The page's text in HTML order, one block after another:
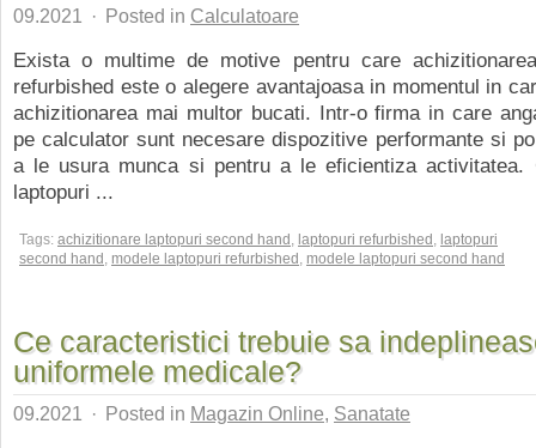
09.2021 · Posted in Calculatoare
Exista o multime de motive pentru care
refurbished este o alegere avantajoasa in momentul in
achizitionarea mai multor bucati. Intr-o firma in care
pe calculator sunt necesare dispozitive performante si
a le usura munca si pentru a le eficientiza activitatea.
laptopuri ...
Tags: achizitionare laptopuri second hand , laptopuri refurbished , laptopuri
second hand , modele laptopuri refurbished , modele laptopuri second hand
Ce caracteristici trebuie sa
uniformele medicale?
09.2021 · Posted in Magazin Online, Sanatate